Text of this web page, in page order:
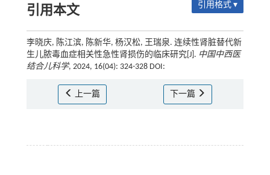
引用本文 引用格式 ▾
李晓庆, 陈江滨, 陈新华, 杨汉松, 王瑞泉. 连续性肾脏替代新
生儿脓毒血症相关性急性肾损伤的临床研究[J]. 中国中西医
结合儿科学, 2024, 16(04): 324-328 DOI:
上一篇 下一篇